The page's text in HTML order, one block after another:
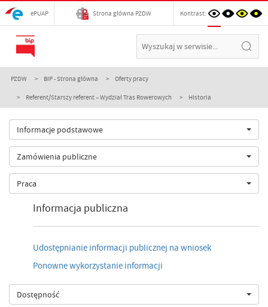
ePUAP Strona główna PZDW Kontrast:
PZDW BIP - Strona główna Oferty pracy
Referent/Starszy referent – Wydział Tras Rowerowych Historia
Informacje podstawowe
Zamówienia publiczne
Praca
Informacja publiczna
Udostępnianie informacji publicznej na wniosek
Ponowne wykorzystanie informacji
Dostępność